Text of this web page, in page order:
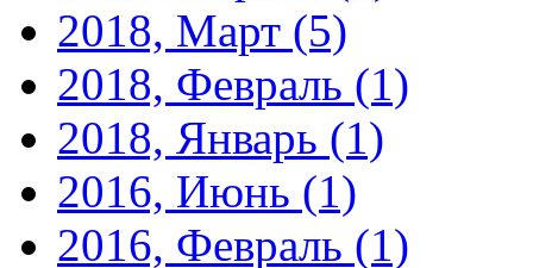
2018, Март (5)
2018, Февраль (1)
2018, Январь (1)
2016, Июнь (1)
2016, Февраль (1)